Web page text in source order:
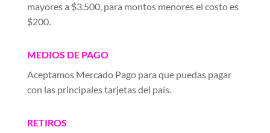
mayores a $3.500, para montos menores el costo es
$200.
MEDIOS DE PAGO
Aceptamos Mercado Pago para que puedas pagar
con las principales tarjetas del país.
RETIROS